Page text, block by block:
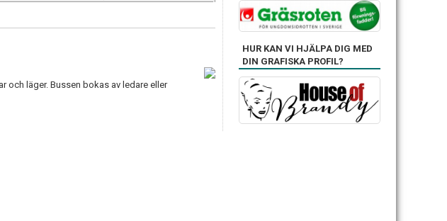
och läger. Bussen bokas av ledare eller
HUR KAN VI HJÄLPA DIG MED
DIN GRAFISKA PROFIL?